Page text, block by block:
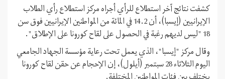
كشفت نتائج آخر استطلاع للرأي أجراه مركز استطلاع رأي الطلاب
الإيرانيين (إيسبا)، أن 14.2 في المائة من المواطنين الإيرانيين فوق سن
18 "ليس لديهم رغبة في الحصول على لقاح كورونا على الإطلاق".
وقال مركز "إيسبا"، الذي يعمل تحت رعاية مؤسسة الجهاد الجامعي
اليوم الثلاثاء 28 سبتمبر (أيلول)، إن الإحجام عن حقن لقاح كورونا